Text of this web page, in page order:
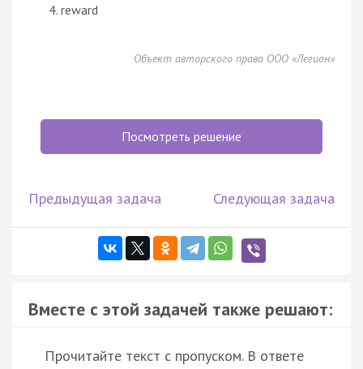
reward
Объект авторского права ООО «Легион»
Посмотреть решение
Предыдущая задача Следующая задача
Вместе с этой задачей также решают:
Прочитайте текст с пропуском. В ответе